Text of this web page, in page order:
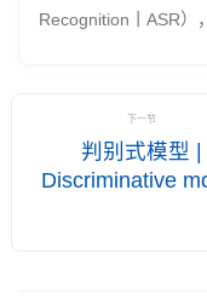
Recognition丨ASR）
下一节
判别式模型 |
Discriminative